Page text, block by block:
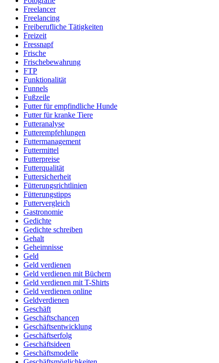
Freelancer
Freelancing
Freiberufliche Tätigkeiten
Freizeit
Fressnapf
Frische
Frischebewahrung
FTP
Funktionalität
Funnels
Fußzeile
Futter für empfindliche Hunde
Futter für kranke Tiere
Futteranalyse
Futterempfehlungen
Futtermanagement
Futtermittel
Futterpreise
Futterqualität
Futtersicherheit
Fütterungsrichtlinien
Fütterungstipps
Futtervergleich
Gastronomie
Gedichte
Gedichte schreiben
Gehalt
Geheimnisse
Geld
Geld verdienen
Geld verdienen mit Büchern
Geld verdienen mit T-Shirts
Geld verdienen online
Geldverdienen
Geschäft
Geschäftschancen
Geschäftsentwicklung
Geschäftserfolg
Geschäftsideen
Geschäftsmodelle